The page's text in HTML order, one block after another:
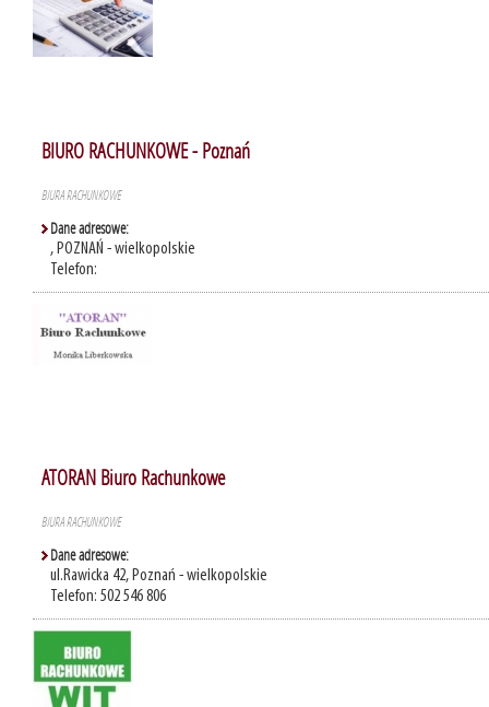
BIURO RACHUNKOWE - Poznań
BIURA RACHUNKOWE
Dane adresowe:
, POZNAŃ - wielkopolskie
Telefon:
ATORAN Biuro Rachunkowe
BIURA RACHUNKOWE
Dane adresowe:
ul.Rawicka 42, Poznań - wielkopolskie
Telefon: 502 546 806